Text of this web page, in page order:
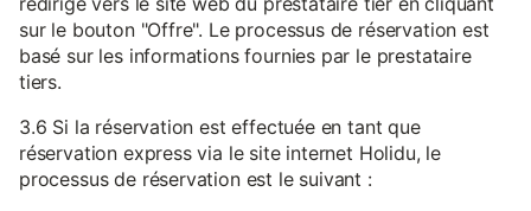
sur le bouton "Offre". Le processus de réservation est
basé sur les informations fournies par le prestataire
tiers.
3.6 Si la réservation est effectuée en tant que
réservation express via le site internet Holidu, le
processus de réservation est le suivant :